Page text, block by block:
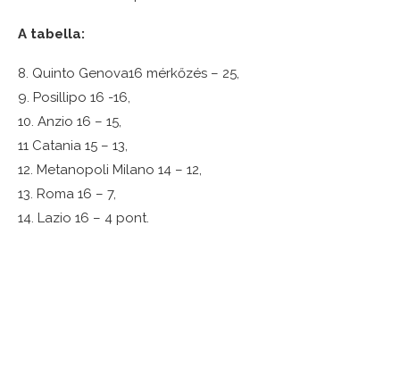
A tabella:
8. Quinto Genova16 mérkőzés – 25,
9. Posillipo 16 -16,
10. Anzio 16 – 15,
11 Catania 15 – 13,
12. Metanopoli Milano 14 – 12,
13. Roma 16 – 7,
14. Lazio 16 – 4 pont.